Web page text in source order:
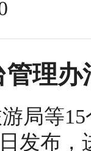
理
局等
发布